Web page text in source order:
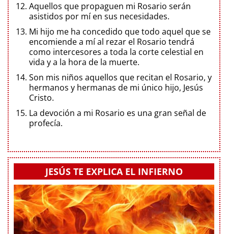
Aquellos que propaguen mi Rosario serán
asistidos por mí en sus necesidades.
Mi hijo me ha concedido que todo aquel que se
encomiende a mí al rezar el Rosario tendrá
como intercesores a toda la corte celestial en
vida y a la hora de la muerte.
Son mis niños aquellos que recitan el Rosario, y
hermanos y hermanas de mi único hijo, Jesús
Cristo.
La devoción a mi Rosario es una gran señal de
profecía.
JESÚS TE EXPLICA EL INFIERNO